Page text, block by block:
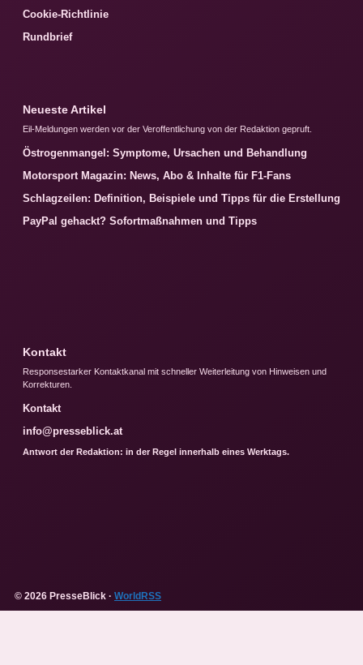
Cookie-Richtlinie
Rundbrief
Neueste Artikel
Eil-Meldungen werden vor der Veroffentlichung von der Redaktion gepruft.
Östrogenmangel: Symptome, Ursachen und Behandlung
Motorsport Magazin: News, Abo & Inhalte für F1-Fans
Schlagzeilen: Definition, Beispiele und Tipps für die Erstellung
PayPal gehackt? Sofortmaßnahmen und Tipps
Kontakt
Responsestarker Kontaktkanal mit schneller Weiterleitung von Hinweisen und
Korrekturen.
Kontakt
info@presseblick.at
Antwort der Redaktion: in der Regel innerhalb eines Werktags.
© 2026 PresseBlick · WorldRSS